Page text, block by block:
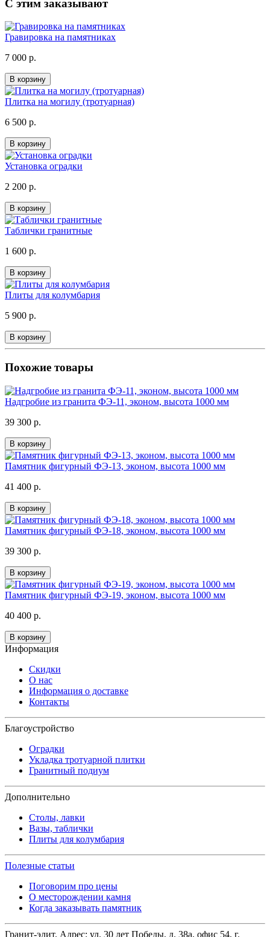
С этим заказывают
Гравировка на памятниках
7 000 р.
В корзину
Плитка на могилу (тротуарная)
6 500 р.
В корзину
Установка оградки
2 200 р.
В корзину
Таблички гранитные
1 600 р.
В корзину
Плиты для колумбария
5 900 р.
В корзину
Похожие товары
Надгробие из гранита ФЭ-11, эконом, высота 1000 мм
39 300 р.
В корзину
Памятник фигурный ФЭ-13, эконом, высота 1000 мм
41 400 р.
В корзину
Памятник фигурный ФЭ-18, эконом, высота 1000 мм
39 300 р.
В корзину
Памятник фигурный ФЭ-19, эконом, высота 1000 мм
40 400 р.
В корзину
Информация
Скидки
О нас
Информация о доставке
Контакты
Благоустройство
Оградки
Укладка тротуарной плитки
Гранитный подиум
Дополнительно
Столы, лавки
Вазы, таблички
Плиты для колумбария
Полезные статьи
Поговорим про цены
О месторождении камня
Когда заказывать памятник
Гранит-элит. Адрес: ул. 30 лет Победы, д. 38а, офис 54, г.